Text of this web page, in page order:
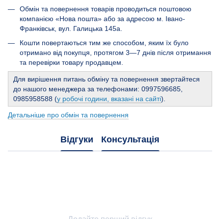
Обмін та повернення товарів проводиться поштовою
компанією «Нова пошта» або за адресою м. Івано-
Франківськ, вул. Галицька 145а.
Кошти повертаються тим же способом, яким їх було
отримано від покупця, протягом 3—7 днів після отримання
та перевірки товару продавцем.
Для вирішення питань обміну та повернення звертайтеся
до нашого менеджера за телефонами: 0997596685,
0985958588 (у робочі години, вказані на сайті).
Детальніше про обмін та повернення
Відгуки Консультація